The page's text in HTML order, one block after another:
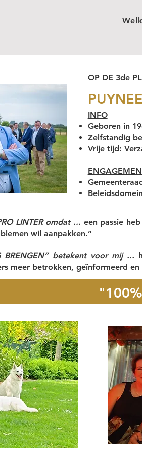
OP DE 3de
INFO
Geboren in
Zelfstandig
Vrije tijd:
LINTER omdat ... een passie
wil aanpakken.”
BRENGEN” betekent voor mij ...
meer betrokken, geïnformeerd